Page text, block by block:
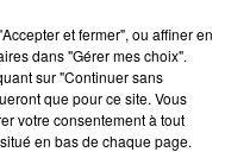
Thiers
Etienne
et fermer", ou affiner en
dans "Gérer mes choix".
sur "Continuer sans
que pour ce site. Vous
votre consentement à tout
en bas de chaque page.